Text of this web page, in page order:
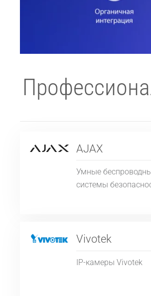
AJAX
Умные
системы
Vivotek
IP-камеры Vivotek